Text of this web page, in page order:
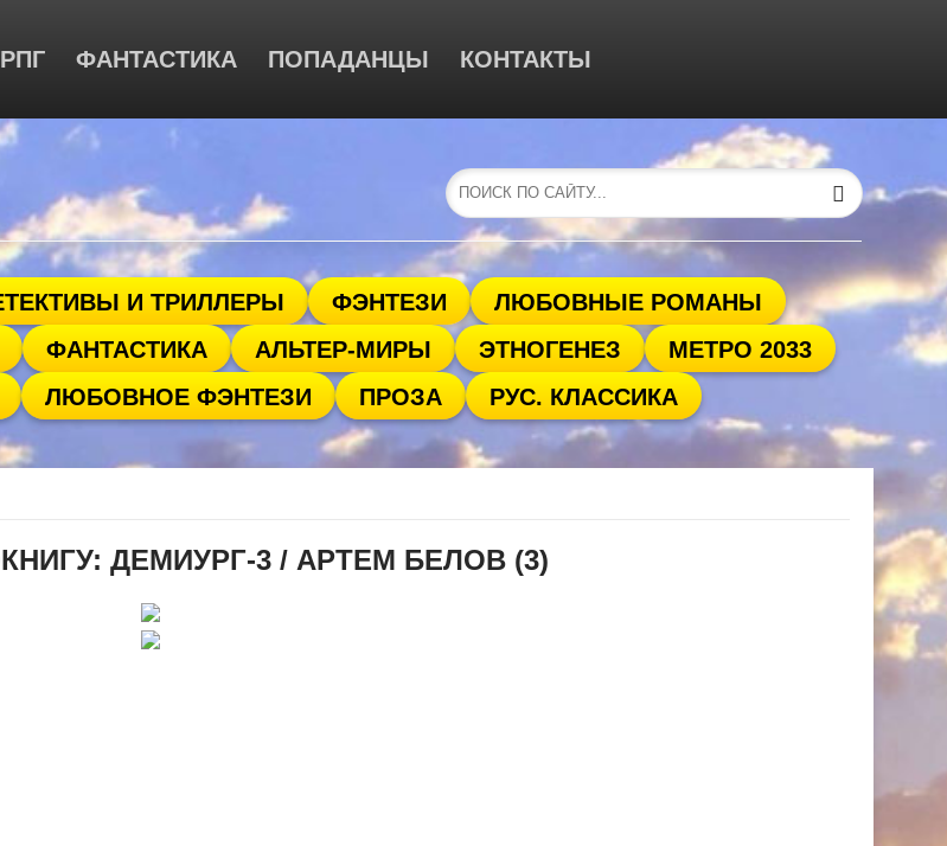
ФАНТАСТИКА ПОПАДАНЦЫ КОНТАКТЫ
И ТРИЛЛЕРЫ ФЭНТЕЗИ
ЛЮБОВНЫЕ РОМАНЫ
ФАНТАСТИКА АЛЬТЕР-МИРЫ ЭТНОГЕНЕЗ
МЕТРО 2033
ЛЮБОВНОЕ ФЭНТЕЗИ ПРОЗА
РУС. КЛАССИКА
ДЕМИУРГ-3 / АРТЕМ БЕЛОВ (3)